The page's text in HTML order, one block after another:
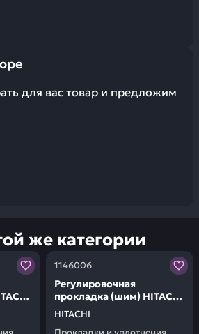
для вас товар и предложим
же категории
у нас, вы получаете гарантию
1146006
HITACHI
Регулировочная
прокладка (шим) HITACHI
1146006
Заказывая запчасти у